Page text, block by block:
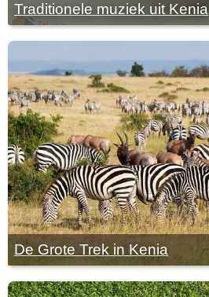
Traditionele muziek uit Kenia
De Grote Trek in Kenia